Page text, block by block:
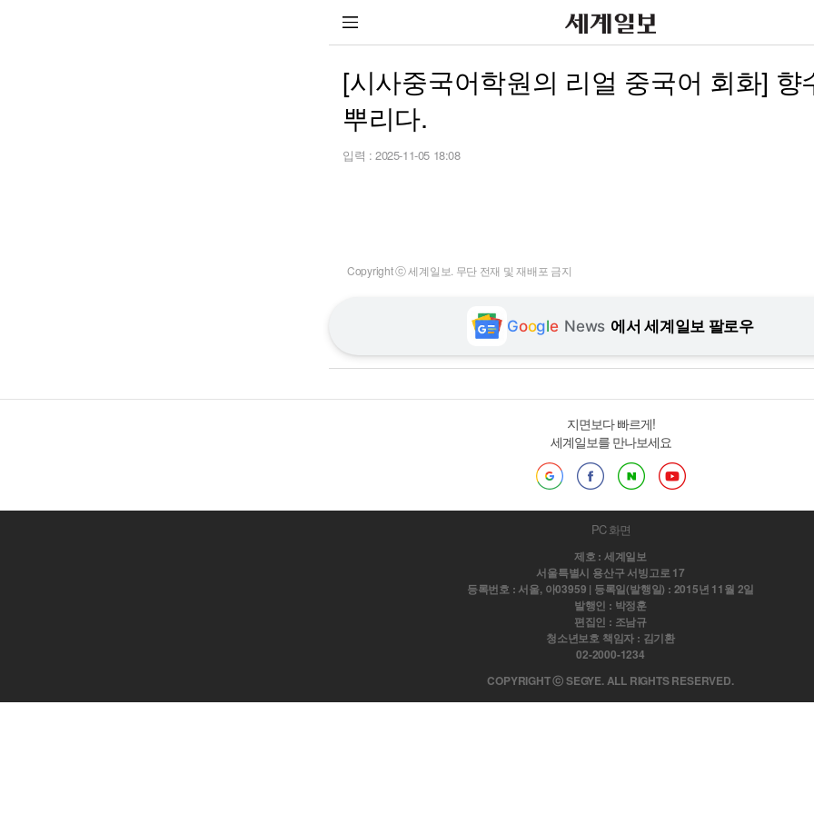
[시사중국어학원의 리얼 중국어 회화] 향
뿌리다.
입력 : 2025-11-05 18:08
Copyright ⓒ 세계일보. 무단 전재 및 재배포 금지
Google News 에서 세계일보 팔로우
지면보다 빠르게!
세계일보를 만나보세요
PC 화면
제호 : 세계일보
서울특별시 용산구 서빙고로 17
등록번호 : 서울, 아03959 | 등록일(발행일) : 2015년 11월 2일
발행인 : 박정훈
편집인 : 조남규
청소년보호 책임자 : 김기환
02-2000-1234
COPYRIGHT ⓒ SEGYE. ALL RIGHTS RESERVED.